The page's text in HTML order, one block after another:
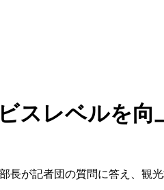
スレベルを向
長が記者団の質問に答え、観